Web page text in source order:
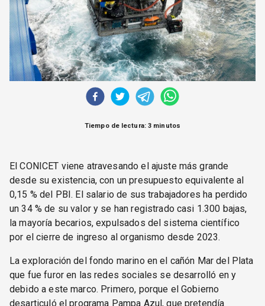
Tiempo de lectura: 3 minutos
El CONICET viene atravesando el ajuste más grande
desde su existencia, con un presupuesto equivalente al
0,15 % del PBI. El salario de sus trabajadores ha perdido
un 34 % de su valor y se han registrado casi 1.300 bajas,
la mayoría becarios, expulsados del sistema científico
por el cierre de ingreso al organismo desde 2023.
La exploración del fondo marino en el cañón Mar del Plata
que fue furor en las redes sociales se desarrolló en y
debido a este marco. Primero, porque el Gobierno
desarticuló el programa Pampa Azul, que pretendía